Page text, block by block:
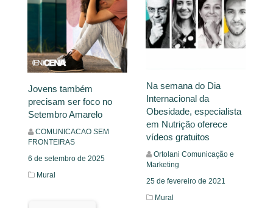
Jovens também
precisam ser foco no
Setembro Amarelo
COMUNICACAO SEM
FRONTEIRAS
6 de setembro de 2025
Mural
Na semana do Dia
Internacional da
Obesidade, especialista
em Nutrição oferece
vídeos gratuitos
Ortolani Comunicação e
Marketing
25 de fevereiro de 2021
Mural